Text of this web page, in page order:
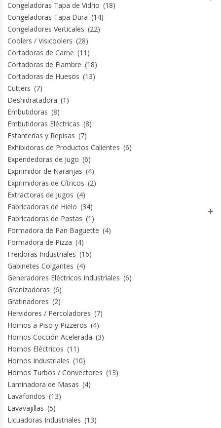
Congeladoras Tapa de Vidrio (18)
Congeladoras Tapa Dura (14)
Congeladores Verticales (22)
Coolers / Visicoolers (28)
Cortadoras de Carne (11)
Cortadoras de Fiambre (18)
Cortadoras de Huesos (13)
Cutters (7)
Deshidratadora (1)
Embutidoras (8)
Embutidoras Eléctricas (8)
Estanterías y Repisas (7)
Exhibidoras de Productos Calientes (6)
Expendedoras de Jugo (6)
Exprimidor de Naranjas (4)
Exprimidoras de Cítricos (2)
Extractoras de Jugos (4)
Fabricadoras de Hielo (34)
Fabricadoras de Pastas (1)
Formadora de Pan Baguette (4)
Formadora de Pizza (4)
Freidoras Industriales (16)
Gabinetes Colgantes (4)
Generadores Eléctricos Industriales (6)
Granizadoras (6)
Gratinadores (2)
Hervidores / Percoladores (7)
Hornos a Piso y Pizzeros (4)
Hornos Cocción Acelerada (3)
Hornos Eléctricos (11)
Hornos Industriales (10)
Hornos Turbos / Convectores (13)
Laminadora de Masas (4)
Lavafondos (13)
Lavavajillas (5)
Licuadoras Industriales (13)